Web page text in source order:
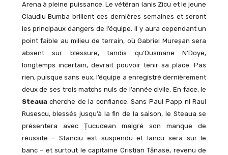
Arena à pleine puissance. Le vétéran Ianis Zicu et le jeune
Claudiu Bumba brillent ces dernières semaines et seront
les principaux dangers de l’équipe. Il y aura cependant un
point faible au milieu de terrain, où Gabriel Mureșan sera
absent sur blessure, tandis qu’Ousmane N’Doye,
longtemps incertain, devrait pouvoir tenir sa place. Pas
rien, puisque sans eux, l’équipe a enregistré dernièrement
deux de ses trois matchs nuls de l’année civile. En face, le
Steauacherche de la confiance. Sans Paul Papp ni Raul
Rusescu, blessés jusqu’à la fin de la saison, le Steaua se
présentera avec Țucudean malgré son manque de
réussite – Stanciu est suspendu et Iancu sera sur le
banc – et surtout le capitaine Cristian Tănase, revenu de